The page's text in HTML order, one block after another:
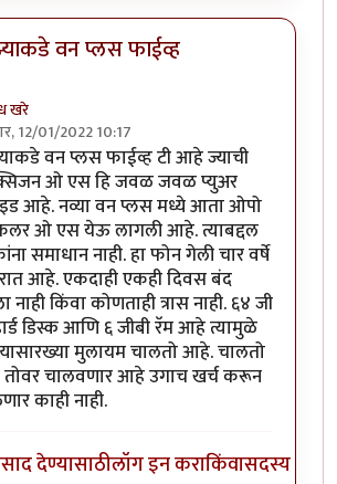
वन प्लस फाईव्ह
खरे
12/01/2022 10:17
toअसंच काही नाहीbyजेम्स वांड
वन प्लस फाईव्ह टी आहे ज्याची
ओ एस हि जवळ जवळ प्युअर
आहे. नव्या वन प्लस मध्ये आता ओपो
ओ एस येऊ लागली आहे. त्याबद्दल
समाधान नाही. हा फोन गेली चार वर्षे
आहे. एकदाही एकही दिवस बंद
नाही किंवा कोणताही त्रास नाही. ६४ जी
डिस्क आणि ६ जीबी रॅम आहे त्यामुळे
मुलायम चालतो आहे. चालतो
चालवणार आहे उगाच खर्च करून
काही नाही.
देण्यासाठीलॉग इन कराकिंवासदस्य व्हा